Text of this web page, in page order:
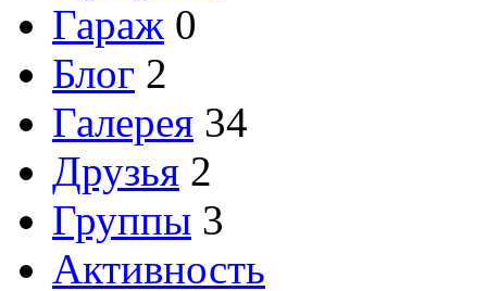
Гараж 0
Блог 2
Галерея 34
Друзья 2
Группы 3
Активность